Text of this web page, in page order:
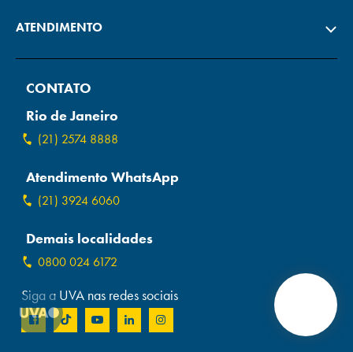
ATENDIMENTO
CONTATO
Rio de Janeiro
(21) 2574 8888
Atendimento WhatsApp
(21) 3924 6060
Demais localidades
0800 024 6172
Siga a UVA nas redes sociais